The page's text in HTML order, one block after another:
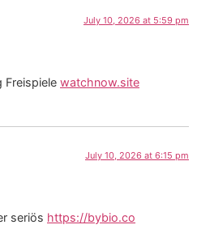
July 10, 2026 at 5:59 pm
Freispiele watchnow.site
July 10, 2026 at 6:15 pm
seriös https://bybio.co